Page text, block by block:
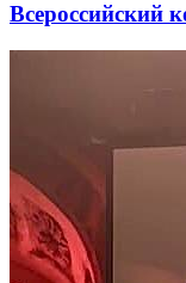
Всероссийский